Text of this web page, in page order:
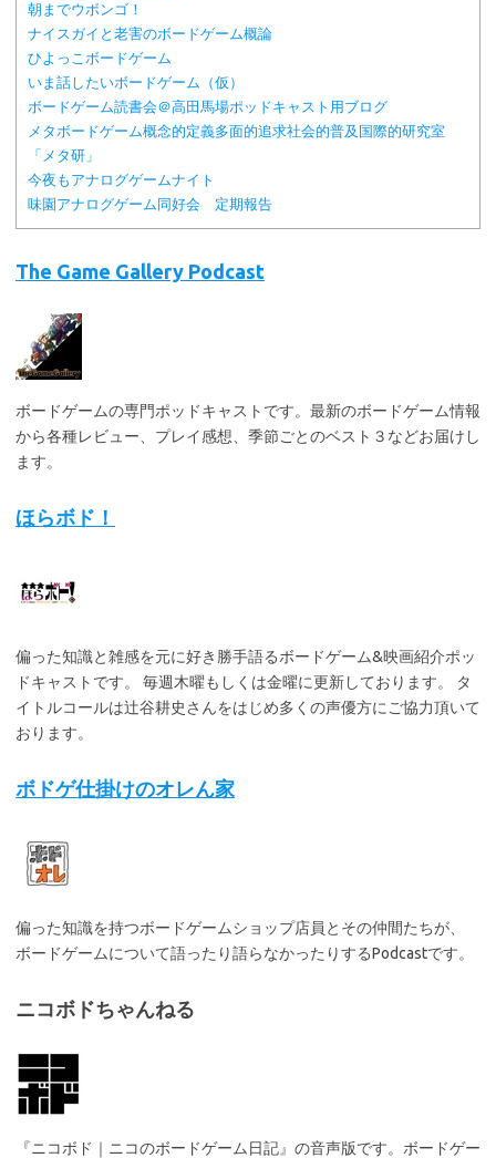
朝までウボンゴ！
ナイスガイと老害のボードゲーム概論
ひよっこボードゲーム
いま話したいボードゲーム（仮）
ボードゲーム読書会＠高田馬場ポッドキャスト用ブログ
メタボードゲーム概念的定義多面的追求社会的普及国際的研究室
「メタ研」
今夜もアナログゲームナイト
味園アナログゲーム同好会 定期報告
The Game Gallery Podcast
ボードゲームの専門ポッドキャストです。最新のボードゲーム情報
から各種レビュー、プレイ感想、季節ごとのベスト３などお届けし
ます。
ほらボド！
偏った知識と雑感を元に好き勝手語るボードゲーム&映画紹介ポッ
ドキャストです。 毎週木曜もしくは金曜に更新しております。 タ
イトルコールは辻谷耕史さんをはじめ多くの声優方にご協力頂いて
おります。
ボドゲ仕掛けのオレん家
偏った知識を持つボードゲームショップ店員とその仲間たちが、
ボードゲームについて語ったり語らなかったりするPodcastです。
ニコボドちゃんねる
『ニコボド｜ニコのボードゲーム日記』の音声版です。ボードゲー